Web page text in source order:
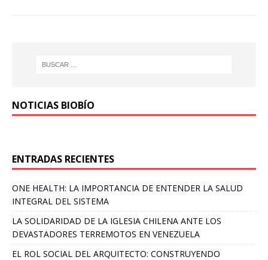
NOTICIAS BIOBÍO
ENTRADAS RECIENTES
ONE HEALTH: LA IMPORTANCIA DE ENTENDER LA SALUD
INTEGRAL DEL SISTEMA
LA SOLIDARIDAD DE LA IGLESIA CHILENA ANTE LOS
DEVASTADORES TERREMOTOS EN VENEZUELA
EL ROL SOCIAL DEL ARQUITECTO: CONSTRUYENDO